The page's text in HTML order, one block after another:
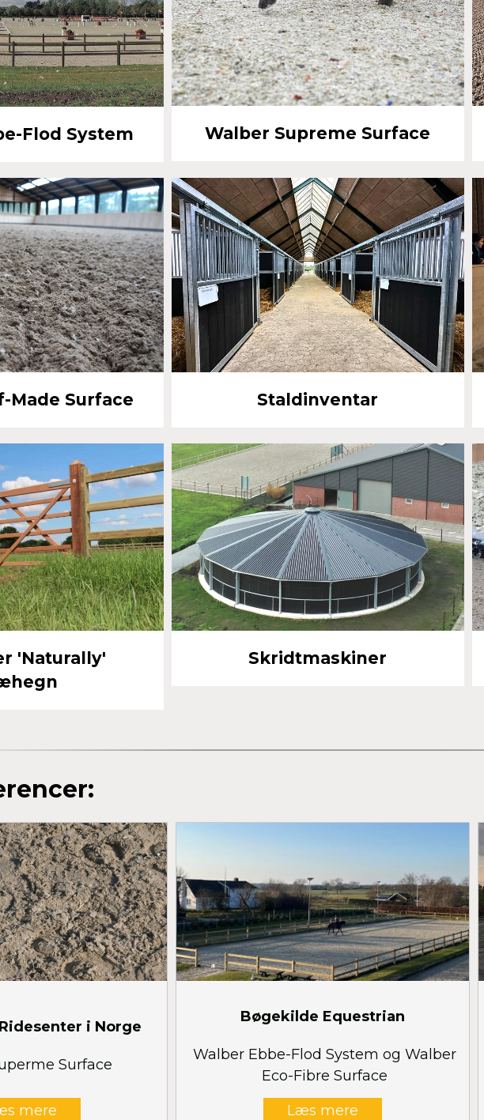
Flod System Walber Supreme Surface
Made Surface Staldinventar
'Naturally'
Skridtmaskiner
i Norge
Surface
mere
Bøgekilde Equestrian
Walber Ebbe-Flod System og Walber
Eco-Fibre Surface
Læs mere